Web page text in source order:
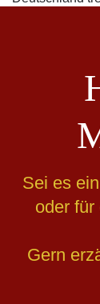
Sei es
oder
Gern